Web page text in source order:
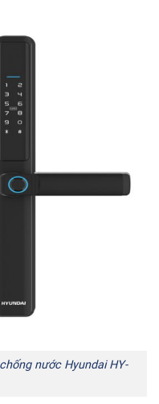
nước HyundaiHY-